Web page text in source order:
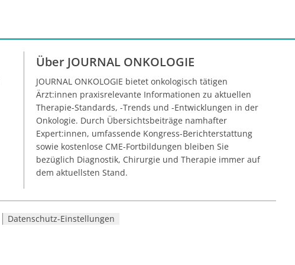
Über JOURNAL ONKOLOGIE
JOURNAL ONKOLOGIE bietet onkologisch tätigen
Ärzt:innen praxisrelevante Informationen zu aktuellen
Therapie-Standards, -Trends und -Entwicklungen in der
Onkologie. Durch Übersichtsbeiträge namhafter
Expert:innen, umfassende Kongress-Berichterstattung
sowie kostenlose CME-Fortbildungen bleiben Sie
bezüglich Diagnostik, Chirurgie und Therapie immer auf
dem aktuellsten Stand.
Datenschutz-Einstellungen